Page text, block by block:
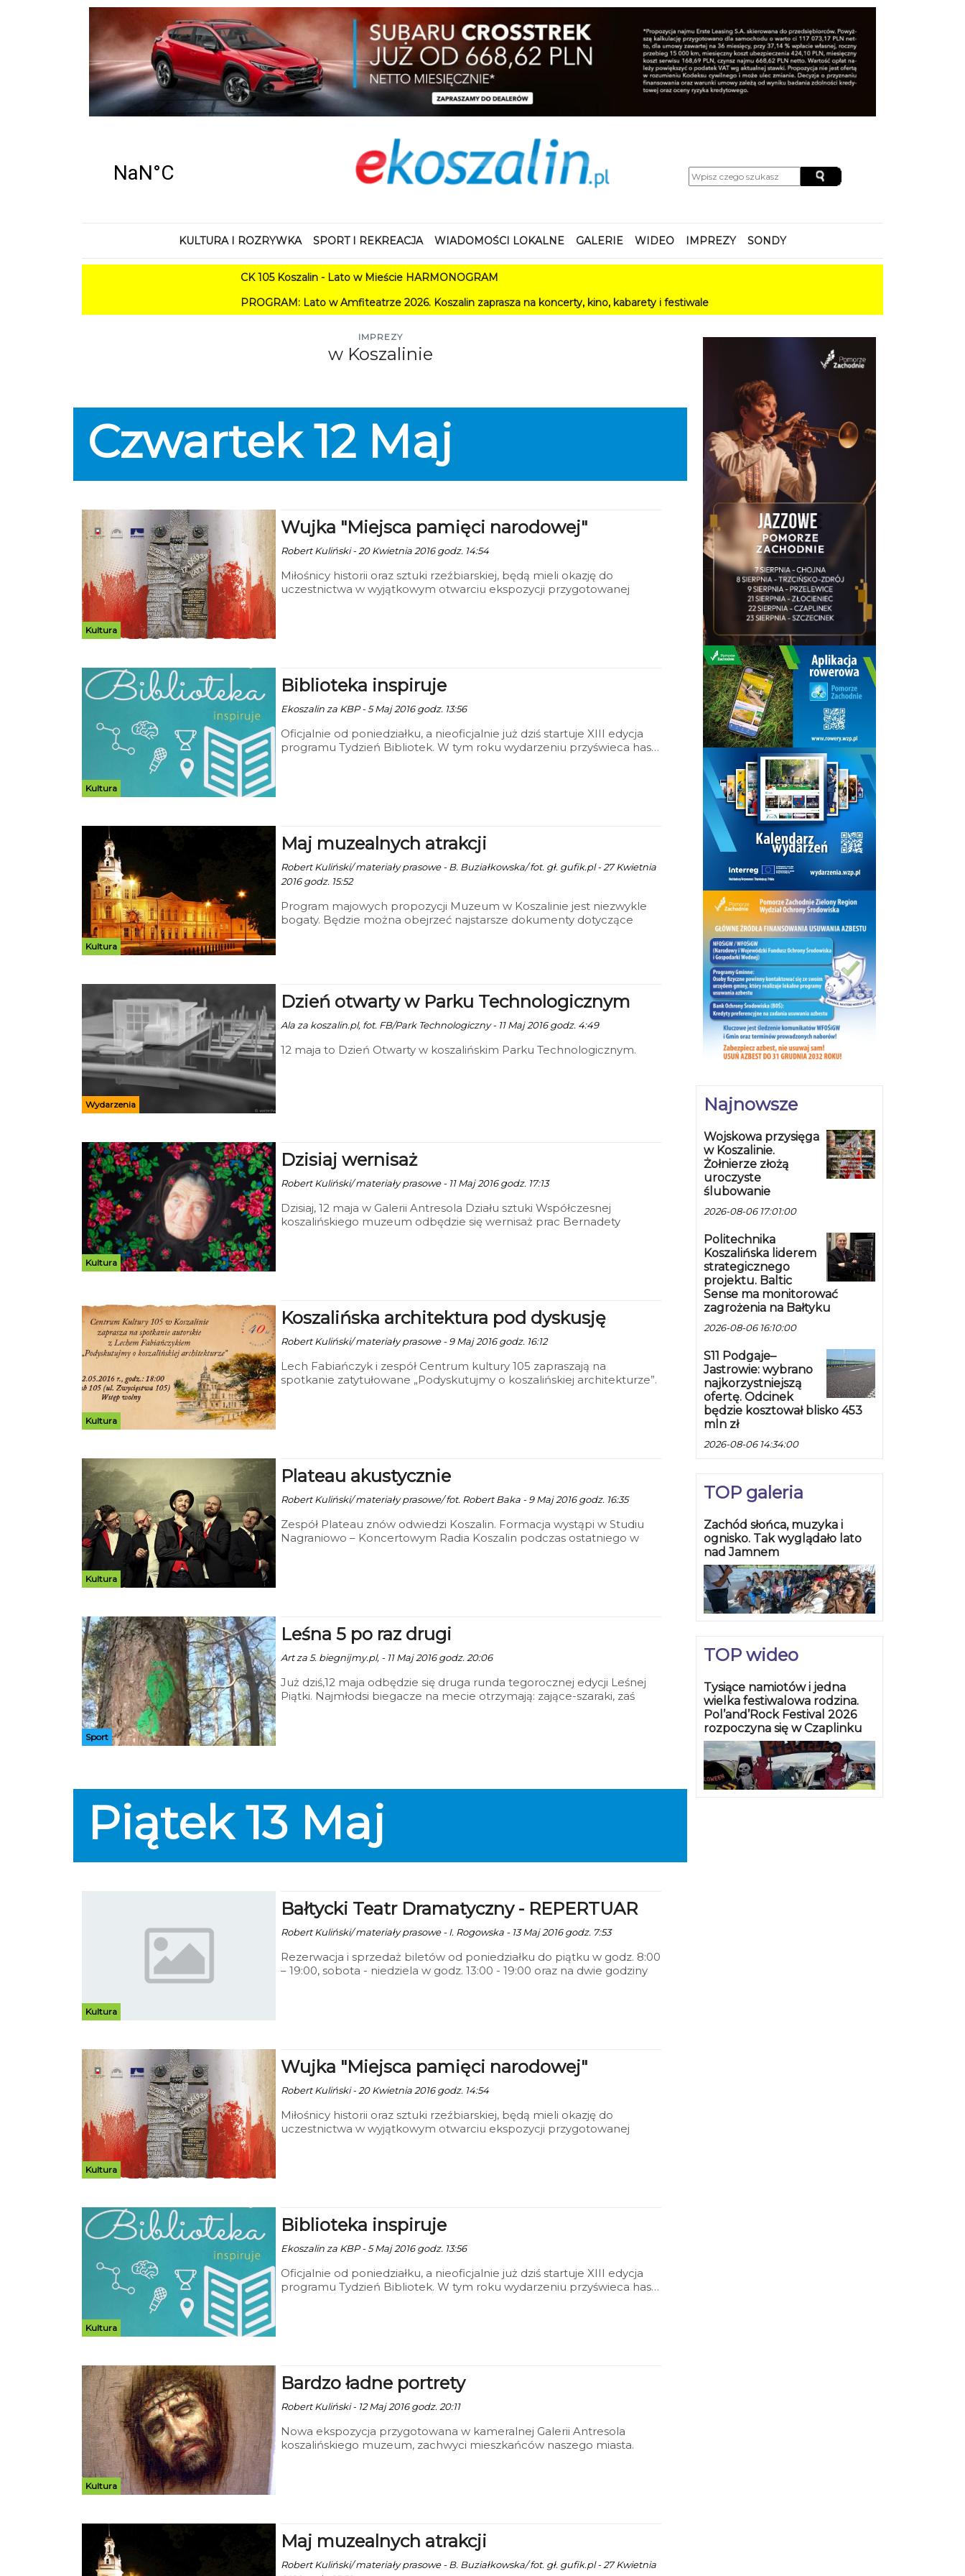
KULTURA I ROZRYWKA SPORT I REKREACJA WIADOMOŚCI LOKALNE GALERIE WIDEO IMPREZY SONDY
CK 105 Koszalin - Lato w Mieście HARMONOGRAM
PROGRAM: Lato w Amfiteatrze 2026. Koszalin zaprasza na koncerty, kino, kabarety i festiwale
IMPREZY
w Koszalinie
Czwartek 12 Maj
Kultura
Wujka "Miejsca pamięci narodowej"
Robert Kuliński - 20 Kwietnia 2016 godz. 14:54
Miłośnicy historii oraz sztuki rzeźbiarskiej, będą mieli okazję do
uczestnictwa w wyjątkowym otwarciu ekspozycji przygotowanej
Kultura
Biblioteka inspiruje
Ekoszalin za KBP - 5 Maj 2016 godz. 13:56
Oficjalnie od poniedziałku, a nieoficjalnie już dziś startuje XIII edycja
programu Tydzień Bibliotek. W tym roku wydarzeniu przyświeca hasło
Kultura
Maj muzealnych atrakcji
Robert Kuliński/ materiały prasowe - B. Buziałkowska/ fot. gł. gufik.pl - 27 Kwietnia
2016 godz. 15:52
Program majowych propozycji Muzeum w Koszalinie jest niezwykle
bogaty. Będzie można obejrzeć najstarsze dokumenty dotyczące
Wydarzenia
Dzień otwarty w Parku Technologicznym
Ala za koszalin.pl, fot. FB/Park Technologiczny - 11 Maj 2016 godz. 4:49
12 maja to Dzień Otwarty w koszalińskim Parku Technologicznym.
Kultura
Dzisiaj wernisaż
Robert Kuliński/ materiały prasowe - 11 Maj 2016 godz. 17:13
Dzisiaj, 12 maja w Galerii Antresola Działu sztuki Współczesnej
koszalińskiego muzeum odbędzie się wernisaż prac Bernadety
Kultura
Koszalińska architektura pod dyskusję
Robert Kuliński/ materiały prasowe - 9 Maj 2016 godz. 16:12
Lech Fabiańczyk i zespół Centrum kultury 105 zapraszają na
spotkanie zatytułowane „Podyskutujmy o koszalińskiej architekturze”.
Kultura
Plateau akustycznie
Robert Kuliński/ materiały prasowe/ fot. Robert Baka - 9 Maj 2016 godz. 16:35
Zespół Plateau znów odwiedzi Koszalin. Formacja wystąpi w Studiu
Nagraniowo – Koncertowym Radia Koszalin podczas ostatniego w
Sport
Leśna 5 po raz drugi
Art za 5. biegnijmy.pl, - 11 Maj 2016 godz. 20:06
Już dziś,12 maja odbędzie się druga runda tegorocznej edycji Leśnej
Piątki. Najmłodsi biegacze na mecie otrzymają: zające-szaraki, zaś
Piątek 13 Maj
Kultura
Bałtycki Teatr Dramatyczny - REPERTUAR
Robert Kuliński/ materiały prasowe - I. Rogowska - 13 Maj 2016 godz. 7:53
Rezerwacja i sprzedaż biletów od poniedziałku do piątku w godz. 8:00
– 19:00, sobota - niedziela w godz. 13:00 - 19:00 oraz na dwie godziny
Kultura
Wujka "Miejsca pamięci narodowej"
Robert Kuliński - 20 Kwietnia 2016 godz. 14:54
Miłośnicy historii oraz sztuki rzeźbiarskiej, będą mieli okazję do
uczestnictwa w wyjątkowym otwarciu ekspozycji przygotowanej
Kultura
Biblioteka inspiruje
Ekoszalin za KBP - 5 Maj 2016 godz. 13:56
Oficjalnie od poniedziałku, a nieoficjalnie już dziś startuje XIII edycja
programu Tydzień Bibliotek. W tym roku wydarzeniu przyświeca hasło
Kultura
Bardzo ładne portrety
Robert Kuliński - 12 Maj 2016 godz. 20:11
Nowa ekspozycja przygotowana w kameralnej Galerii Antresola
koszalińskiego muzeum, zachwyci mieszkańców naszego miasta.
Maj muzealnych atrakcji
Robert Kuliński/ materiały prasowe - B. Buziałkowska/ fot. gł. gufik.pl - 27 Kwietnia
Najnowsze
Wojskowa przysięga
w Koszalinie.
Żołnierze złożą
uroczyste
ślubowanie
2026-08-06 17:01:00
Politechnika
Koszalińska liderem
strategicznego
projektu. Baltic
Sense ma monitorować
zagrożenia na Bałtyku
2026-08-06 16:10:00
S11 Podgaje–
Jastrowie: wybrano
najkorzystniejszą
ofertę. Odcinek
będzie kosztował blisko 453
mln zł
2026-08-06 14:34:00
TOP galeria
Zachód słońca, muzyka i
ognisko. Tak wyglądało lato
nad Jamnem
TOP wideo
Tysiące namiotów i jedna
wielka festiwalowa rodzina.
Pol’and’Rock Festival 2026
rozpoczyna się w Czaplinku